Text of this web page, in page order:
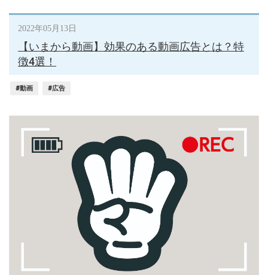
2022年05月13日
【いまから動画】効果のある動画広告とは？特
徴4選！
#動画 #広告